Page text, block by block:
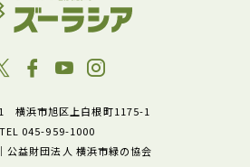
横浜市旭区上白根町1175-1
TEL 045-959-1000
公益財団法人 横浜市緑の協会